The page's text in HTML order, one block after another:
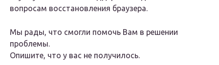
вопросам восстановления браузера.
Мы рады, что смогли помочь Вам в решении
проблемы.
Опишите, что у вас не получилось.